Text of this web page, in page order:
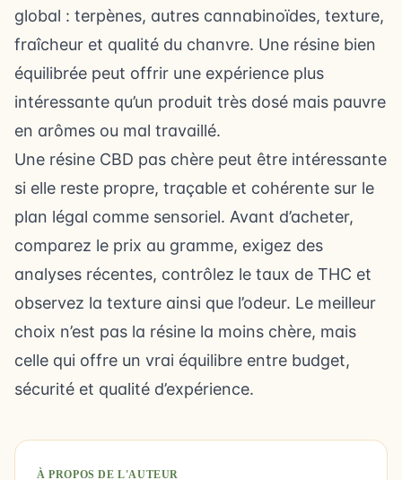
global : terpènes, autres cannabinoïdes, texture,
fraîcheur et qualité du chanvre. Une résine bien
équilibrée peut offrir une expérience plus
intéressante qu’un produit très dosé mais pauvre
en arômes ou mal travaillé.
Une résine CBD pas chère peut être intéressante
si elle reste propre, traçable et cohérente sur le
plan légal comme sensoriel. Avant d’acheter,
comparez le prix au gramme, exigez des
analyses récentes, contrôlez le taux de THC et
observez la texture ainsi que l’odeur. Le meilleur
choix n’est pas la résine la moins chère, mais
celle qui offre un vrai équilibre entre budget,
sécurité et qualité d’expérience.
À PROPOS DE L'AUTEUR